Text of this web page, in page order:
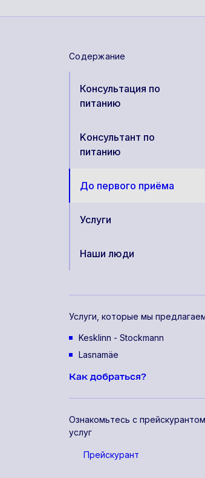
Содержание
Консультация по
питанию
Kонсультант по
питанию
До первого приёма
Услуги
Наши люди
Услуги, которые мы
Kesklinn - Stockmann
Lasnamäe
Как добраться?
Ознакомьтесь с прейскурантом
услуг
Прейскурант